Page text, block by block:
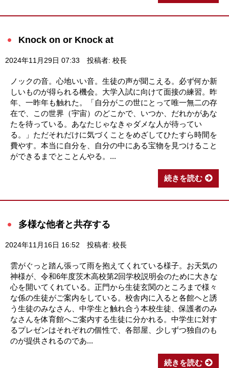
Knock on or Knock at
2024年11月29日 07:33 投稿者: 校長
ノックの音。心地いい音。生徒の声が聞こえる。必ず何か新
しいものが得られる機会。大学入試に向けて面接の練習。昨
年、一昨年も触れた。「自分がこの世にとって唯一無二の存
在で、この世界（宇宙）のどこかで、いつか、だれかがあな
たを待っている。あなたじゃなきゃダメな人が待ってい
る。」ただそれだけに気づくことをめざしてひたすら時間を
費やす。本当に自分を、自分の中にある宝物を見つけること
ができるまでとことんやる。...
続きを読む
多様な他者と共存する
2024年11月16日 16:52 投稿者: 校長
雲がぐっと踏ん張って雨を抱えてくれている様子。お天気の
神様が、令和6年度茨木高校第2回学校説明会のために大きな
心を開いてくれている。正門から生徒玄関のところまで様々
な係の生徒がご案内をしている。校舎内に入ると各館ヘと誘
う生徒のみなさん、中学生と触れ合う本校生徒、保護者のみ
なさんを体育館へご案内する生徒に分かれる。中学生に対す
るプレゼンはそれぞれの個性で、各部屋、少しずつ独自のも
のが提供されるのであ...
続きを読む